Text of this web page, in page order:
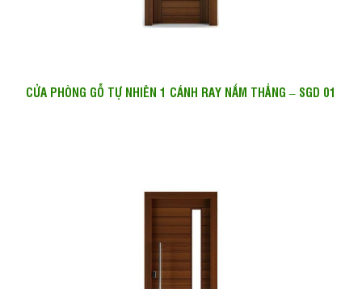
CỬA PHÒNG GỖ TỰ NHIÊN 1 CÁNH RAY NẮM THẲNG – SGD 01